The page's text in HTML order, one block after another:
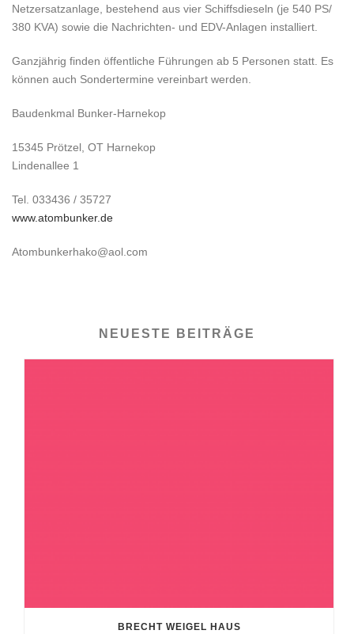
Netzersatzanlage, bestehend aus vier Schiffsdieseln (je 540 PS/
380 KVA) sowie die Nachrichten- und EDV-Anlagen installiert.
Ganzjährig finden öffentliche Führungen ab 5 Personen statt. Es
können auch Sondertermine vereinbart werden.
Baudenkmal Bunker-Harnekop
15345 Prötzel, OT Harnekop
Lindenallee 1
Tel. 033436 / 35727
www.atombunker.de
Atombunkerhako@aol.com
NEUESTE BEITRÄGE
BRECHT WEIGEL HAUS